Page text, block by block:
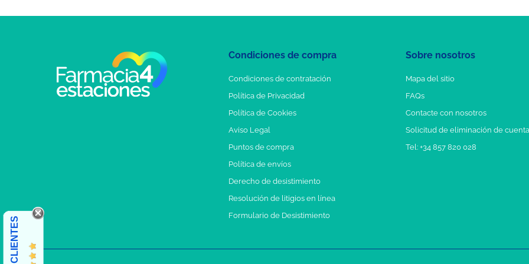
Condiciones de compra
Condiciones de contratación
Política de Privacidad
Política de Cookies
Aviso Legal
Puntos de compra
Política de envíos
Derecho de desistimiento
Resolución de litigios en línea
Formulario de Desistimiento
Sobre nosotros
Mapa del sitio
FAQs
Contacte con nosotros
Solicitud de eliminación de cuenta
Tel: +34 857 820 028